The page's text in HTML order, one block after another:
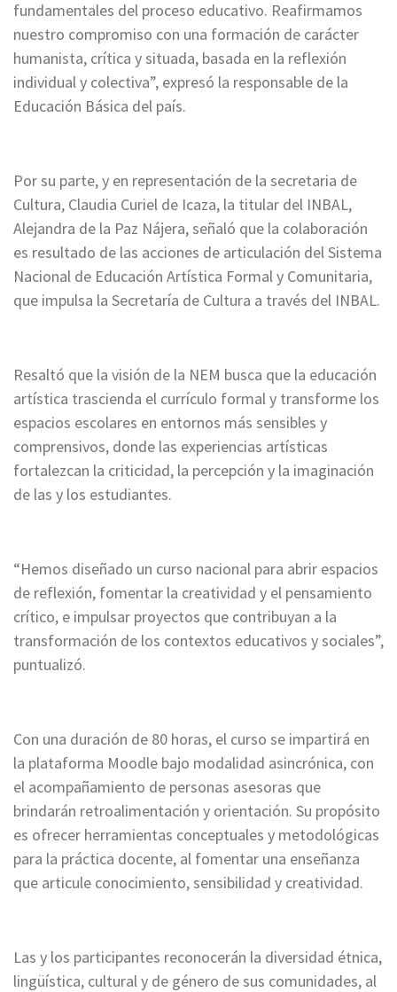
fundamentales del proceso educativo. Reafirmamos
nuestro compromiso con una formación de carácter
humanista, crítica y situada, basada en la reflexión
individual y colectiva”, expresó la responsable de la
Educación Básica del país.
Por su parte, y en representación de la secretaria de
Cultura, Claudia Curiel de Icaza, la titular del INBAL,
Alejandra de la Paz Nájera, señaló que la colaboración
es resultado de las acciones de articulación del Sistema
Nacional de Educación Artística Formal y Comunitaria,
que impulsa la Secretaría de Cultura a través del INBAL.
Resaltó que la visión de la NEM busca que la educación
artística trascienda el currículo formal y transforme los
espacios escolares en entornos más sensibles y
comprensivos, donde las experiencias artísticas
fortalezcan la criticidad, la percepción y la imaginación
de las y los estudiantes.
“Hemos diseñado un curso nacional para abrir espacios
de reflexión, fomentar la creatividad y el pensamiento
crítico, e impulsar proyectos que contribuyan a la
transformación de los contextos educativos y sociales”,
puntualizó.
Con una duración de 80 horas, el curso se impartirá en
la plataforma Moodle bajo modalidad asincrónica, con
el acompañamiento de personas asesoras que
brindarán retroalimentación y orientación. Su propósito
es ofrecer herramientas conceptuales y metodológicas
para la práctica docente, al fomentar una enseñanza
que articule conocimiento, sensibilidad y creatividad.
Las y los participantes reconocerán la diversidad étnica,
lingüística, cultural y de género de sus comunidades, al